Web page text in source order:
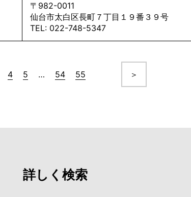
〒982-0011
仙台市太白区長町７丁目１９番３９号
TEL: 022-748-5347
4 5 … 54 55 ＞
詳しく検索